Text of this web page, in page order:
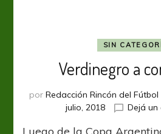
SIN
Verdinegro a
por Redacción Rincón del Fútbol
julio, 2018
Dejá